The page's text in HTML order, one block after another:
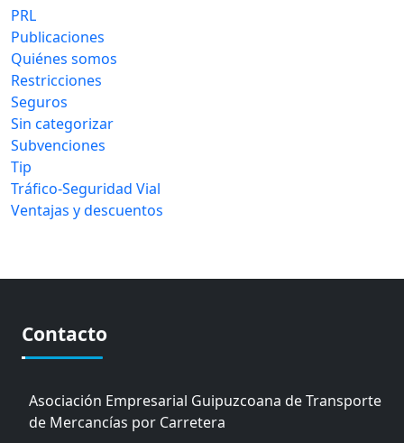
PRL
Publicaciones
Quiénes somos
Restricciones
Seguros
Sin categorizar
Subvenciones
Tip
Tráfico-Seguridad Vial
Ventajas y descuentos
Contacto
Asociación Empresarial Guipuzcoana de Transporte
de Mercancías por Carretera